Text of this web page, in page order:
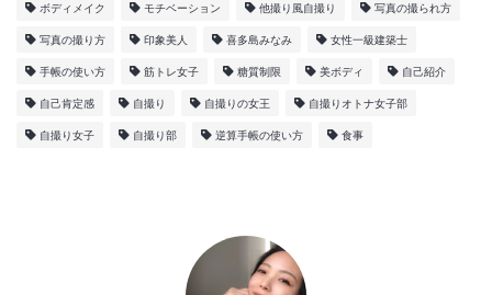
ボディメイク モチベーション 他撮り風自撮り 写真の撮られ方
写真の撮り方 印象美人 喜多島みなみ 女性一級建築士
手帳の使い方 筋トレ女子 糖質制限 美ボディ 自己紹介
自己肯定感 自撮り 自撮りの女王 自撮りオトナ女子部
自撮り女子 自撮り部 逆算手帳の使い方 食事